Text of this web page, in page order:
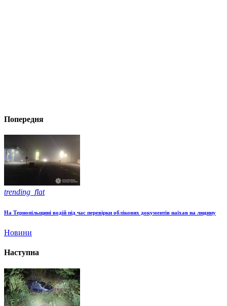
Попередня
trending_flat
На Тернопільщині водій під час перевірки облікових документів наїхав на людину
Новини
Наступна